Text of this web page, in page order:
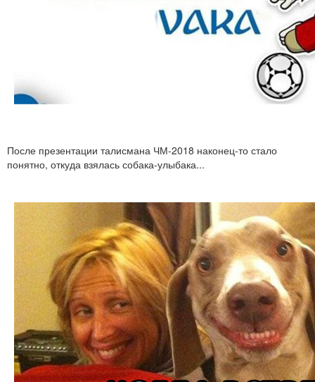
После презентации талисмана ЧМ-2018 наконец-то стало
понятно, откуда взялась собака-улыбака...